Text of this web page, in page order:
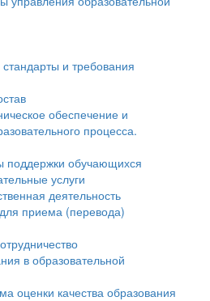
и требования
обеспечение и
процесса.
поддержки обучающихся
услуги
деятельность
приема (перевода)
в образовательной
оценки качества образования